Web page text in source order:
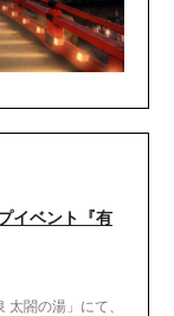
イベント『有
閤の湯」にて、